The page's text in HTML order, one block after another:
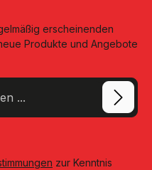
erscheinenden
Produkte und Angebote
zur Kenntnis